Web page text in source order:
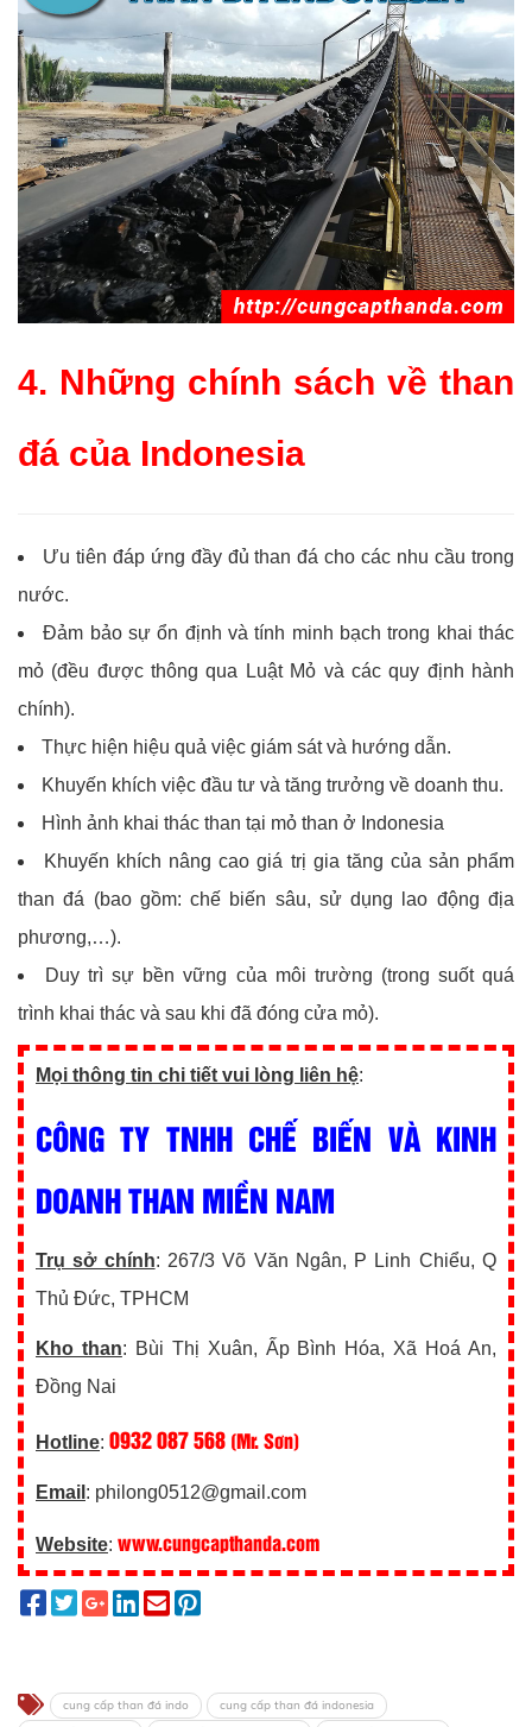
4. Những chính sách về than
đá của Indonesia
Ưu tiên đáp ứng đầy đủ than đá cho các nhu cầu trong
nước.
Đảm bảo sự ổn định và tính minh bạch trong khai thác
mỏ (đều được thông qua Luật Mỏ và các quy định hành
chính).
Thực hiện hiệu quả việc giám sát và hướng dẫn.
Khuyến khích việc đầu tư và tăng trưởng về doanh thu.
Hình ảnh khai thác than tại mỏ than ở Indonesia
Khuyến khích nâng cao giá trị gia tăng của sản phẩm
than đá (bao gồm: chế biến sâu, sử dụng lao động địa
phương,…).
Duy trì sự bền vững của môi trường (trong suốt quá
trình khai thác và sau khi đã đóng cửa mỏ).
Mọi thông tin chi tiết vui lòng liên hệ:
CÔNG TY TNHH CHẾ BIẾN VÀ KINH
DOANH THAN MIỀN NAM
Trụ sở chính: 267/3 Võ Văn Ngân, P Linh Chiểu, Q
Thủ Đức, TPHCM
Kho than: Bùi Thị Xuân, Ấp Bình Hóa, Xã Hoá An,
Đồng Nai
Hotline: 0932 087 568 (Mr. Sơn)
Email : philong0512@gmail.com
Website: www.cungcapthanda.com
cung cấp than đá indo
cung cấp than đá indonesia